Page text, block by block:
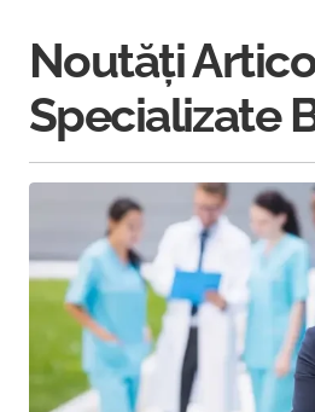
Noutăți
Specializate